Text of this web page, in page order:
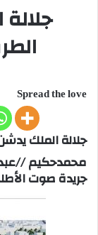
Spread the love
جلالة الملك
محمدحكيم //عبد
جريدة صوت